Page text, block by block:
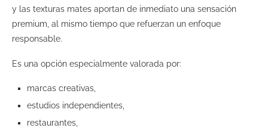
y las texturas mates aportan de inmediato una sensación
premium, al mismo tiempo que refuerzan un enfoque
responsable.
Es una opción especialmente valorada por:
marcas creativas,
estudios independientes,
restaurantes,